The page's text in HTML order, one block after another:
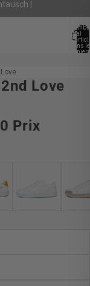
|
total
dans le
panier:
Love
Prix